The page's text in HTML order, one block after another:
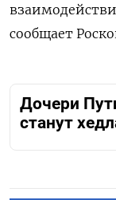
сообщает
Дочери
станут